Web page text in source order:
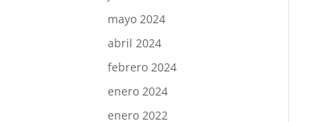
mayo 2024
abril 2024
febrero 2024
enero 2024
enero 2022